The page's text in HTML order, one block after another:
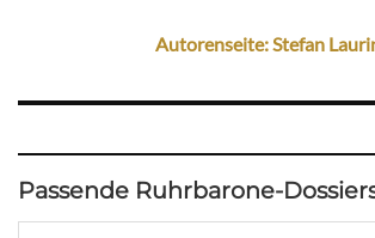
Autorenseite: Stefan
Passende Ruhrbarone-